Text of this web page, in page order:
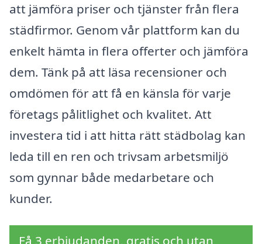
att jämföra priser och tjänster från flera
städfirmor. Genom vår plattform kan du
enkelt hämta in flera offerter och jämföra
dem. Tänk på att läsa recensioner och
omdömen för att få en känsla för varje
företags pålitlighet och kvalitet. Att
investera tid i att hitta rätt städbolag kan
leda till en ren och trivsam arbetsmiljö
som gynnar både medarbetare och
kunder.
Få 3 erbjudanden, gratis och utan